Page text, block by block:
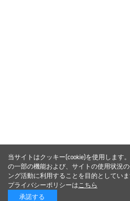
当サイトはクッキー(cookie)を使用します
の一部の機能および、サイトの使用状況
ング活動に利用することを目的としていま
プライバシーポリシーはこちら
承諾する